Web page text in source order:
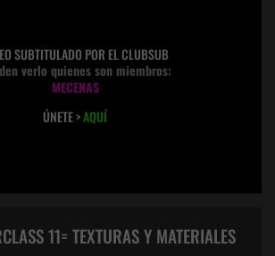
SUBTITULADO POR EL CLUBSUB
verlo quienes son miembros:
MECENAS
ÚNETE >AQUÍ
11= TEXTURAS Y MATERIALES